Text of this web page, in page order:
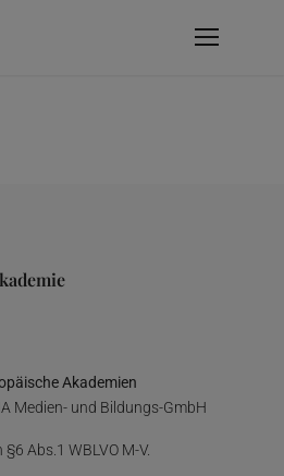
Akademien
Medien- und Bildungs-GmbH
Abs.1 WBLVO M-V.